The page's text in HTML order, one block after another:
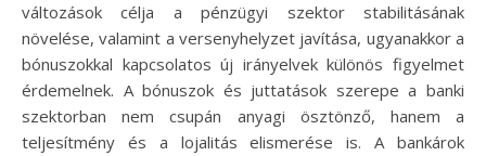
változások célja a pénzügyi szektor stabilitásának
növelése, valamint a versenyhelyzet javítása, ugyanakkor a
bónuszokkal kapcsolatos új irányelvek különös figyelmet
érdemelnek. A bónuszok és juttatások szerepe a banki
szektorban nem csupán anyagi ösztönző, hanem a
teljesítmény és a lojalitás elismerése is. A bankárok